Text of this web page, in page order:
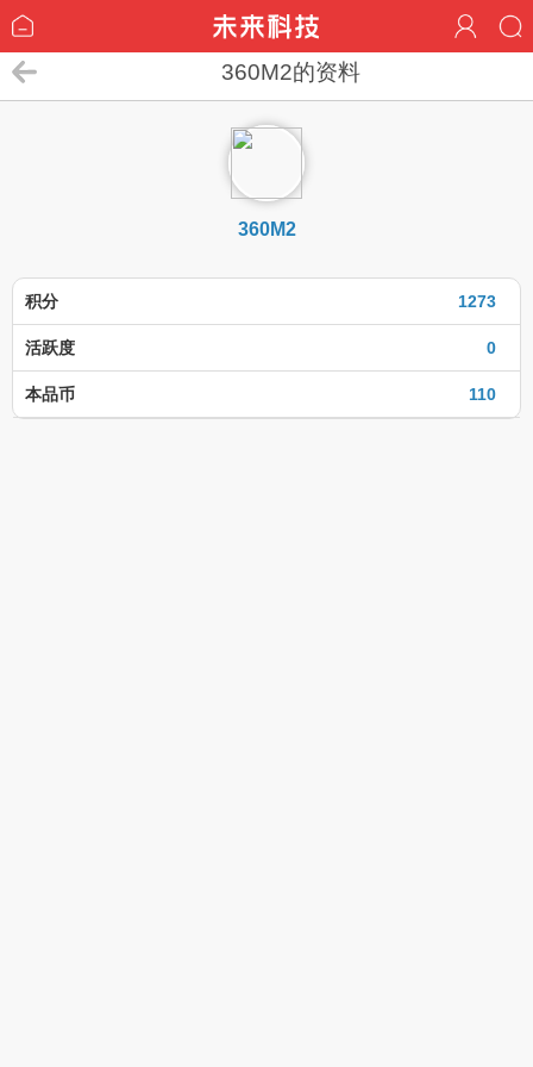
360M2的资料
360M2
1273
积分
0
活跃度
110
本品币